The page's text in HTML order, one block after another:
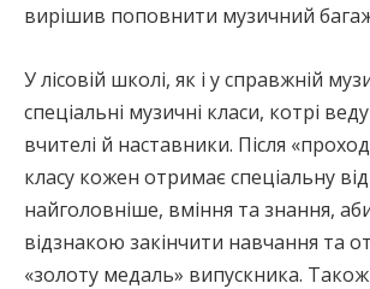
вирішив поповнити музичний
У лісовій школі, як і у справжній
спеціальні музичні класи, котрі
вчителі й наставники. Після
класу кожен отримає спеціальну
найголовніше, вміння та знання,
відзнакою закінчити навчання та
«золоту медаль» випускника.